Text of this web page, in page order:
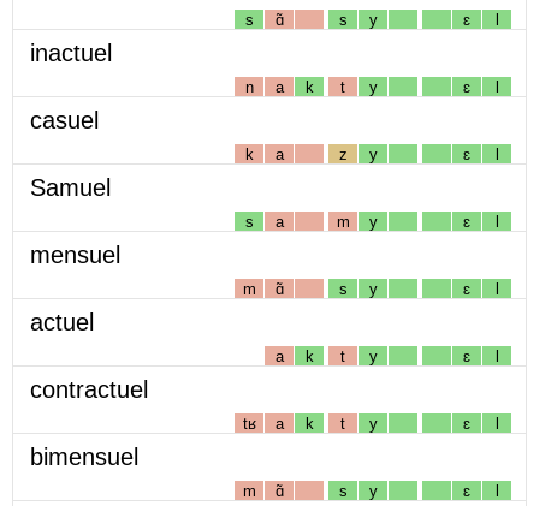
s ɑ̃ s y ɛ l
inactuel
n a k t y ɛ l
casuel
k a z y ɛ l
Samuel
s a m y ɛ l
mensuel
m ɑ̃ s y ɛ l
actuel
a k t y ɛ l
contractuel
tʁ a k t y ɛ l
bimensuel
m ɑ̃ s y ɛ l